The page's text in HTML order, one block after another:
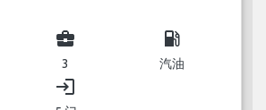
business_center
3
local_gas_station
汽油
login